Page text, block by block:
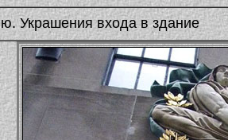
Украшения входа в здание